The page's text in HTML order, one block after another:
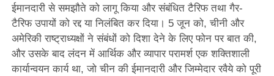
ईमानदारी से समझौते को लागू किया और संबंधित टैरिफ तथा गैर-
टैरिफ उपायों को रद्द या निलंबित कर दिया। 5 जून को, चीनी और
अमेरिकी राष्ट्राध्यक्षों ने संबंधों को दिशा देने के लिए फोन पर बात की,
और उसके बाद लंदन में आर्थिक और व्यापार परामर्श एक शक्तिशाली
कार्यान्वयन कार्य था, जो चीन की ईमानदारी और जिम्मेदार रवैये को पूरी